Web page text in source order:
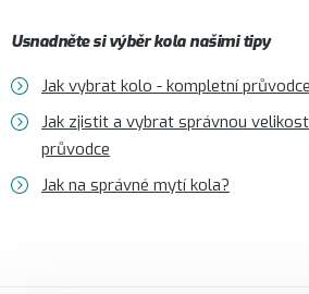
Doplňky a oblečení Qayron
Kontakt Servisní a výdejní místa
Usnadněte si výběr kola našimi tipy
Jak vybrat kolo - kompletní
Jak zjistit a vybrat správnou
průvodce
Jak na správné mytí kola?